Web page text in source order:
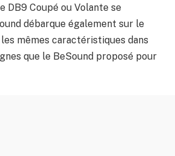
DB9 Coupé ou Volante se
débarque également sur le
mêmes caractéristiques dans
que le BeSound proposé pour